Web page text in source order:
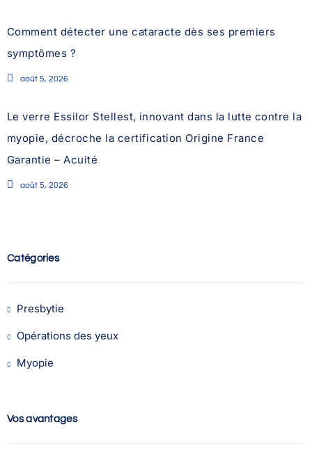
Comment détecter une cataracte dès ses premiers
symptômes ?
août 5, 2026
Le verre Essilor Stellest, innovant dans la lutte contre la
myopie, décroche la certification Origine France
Garantie – Acuité
août 5, 2026
Catégories
Presbytie
Opérations des yeux
Myopie
Vos avantages